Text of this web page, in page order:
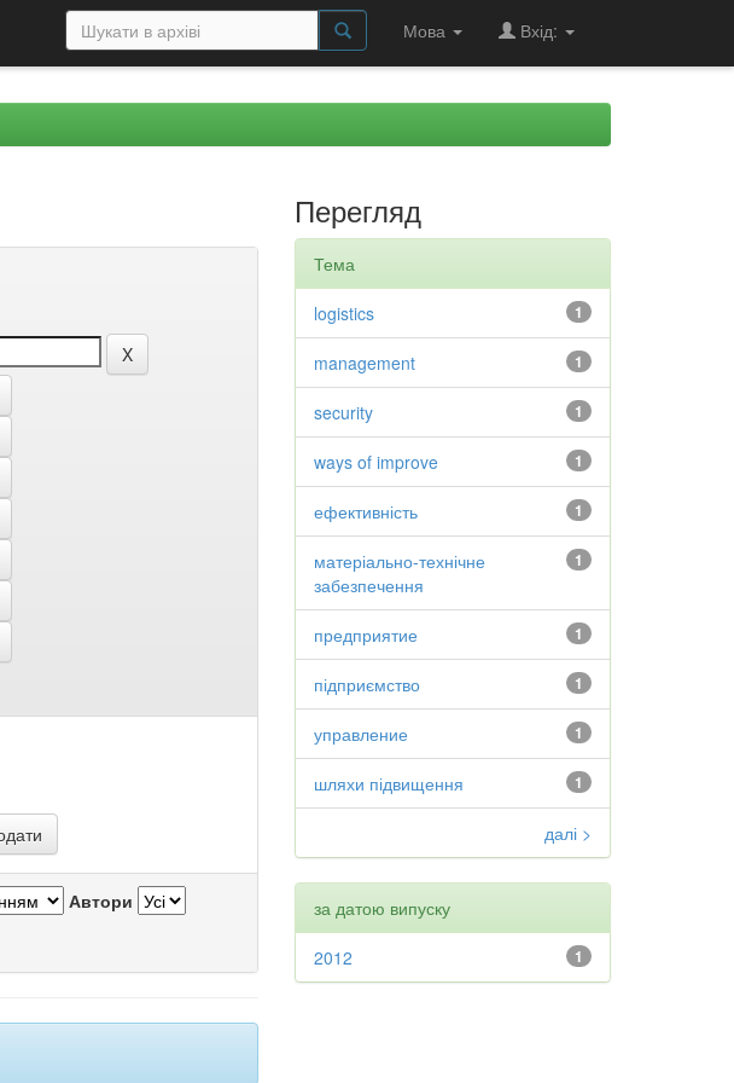
Мова Вхід:
Автори
Перегляд
Тема
1
logistics
1
management
1
security
1
ways of improve
1
ефективність
1
матеріально-технічне
забезпечення
1
предприятие
1
підприємство
1
управление
1
шляхи підвищення
далі >
за датою випуску
1
2012